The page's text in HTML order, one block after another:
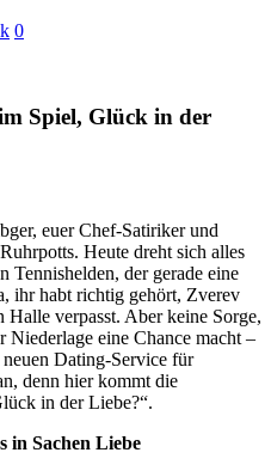
0
Spiel, Glück in der
euer Chef-Satiriker und
Heute dreht sich alles
Tennishelden, der gerade eine
ihr habt richtig gehört, Zverev
Halle verpasst. Aber keine Sorge,
eine Chance macht –
Dating-Service für
denn hier kommt die
in der Liebe?“.
in Sachen Liebe